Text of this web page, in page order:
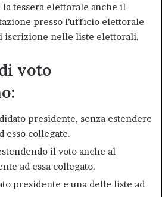
tessera elettorale anche il
presso l’ufficio elettorale
iscrizione nelle liste elettorali.
voto
presidente, senza estendere
esso collegate.
il voto anche al
ad essa collegato.
presidente e una delle liste ad